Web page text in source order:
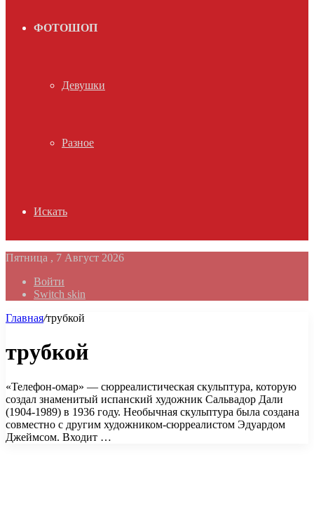
ФОТОШОП
Девушки
Разное
Искать
Пятница , 7 Август 2026
Войти
Switch skin
Главная/трубкой
трубкой
«Телефон-омар» — сюрреалистическая скульптура, которую
создал знаменитый испанский художник Сальвадор Дали
(1904-1989) в 1936 году. Необычная скульптура была создана
совместно с другим художником-сюрреалистом Эдуардом
Джеймсом. Входит …